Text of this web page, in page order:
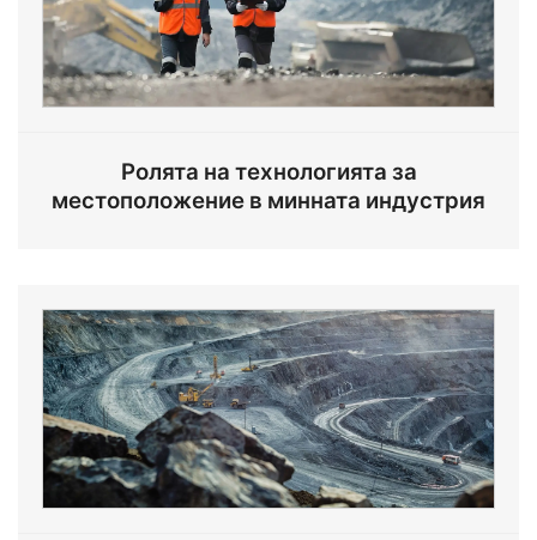
Ролята на технологията за
местоположение в минната индустрия